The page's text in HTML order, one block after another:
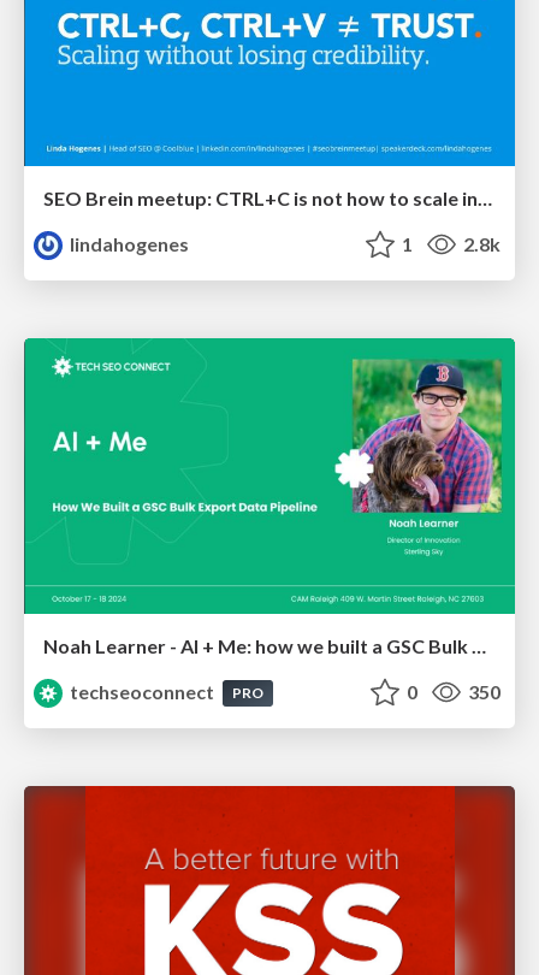
SEO Brein meetup: CTRL+C is not how to scale international SEO
lindahogenes
1 2.8k
Noah Learner - AI + Me: how we built a GSC Bulk Export data pipeline
techseoconnect
PRO 0 350